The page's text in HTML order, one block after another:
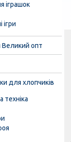
іграшок
ігри
опт
для хлопчиків
техніка